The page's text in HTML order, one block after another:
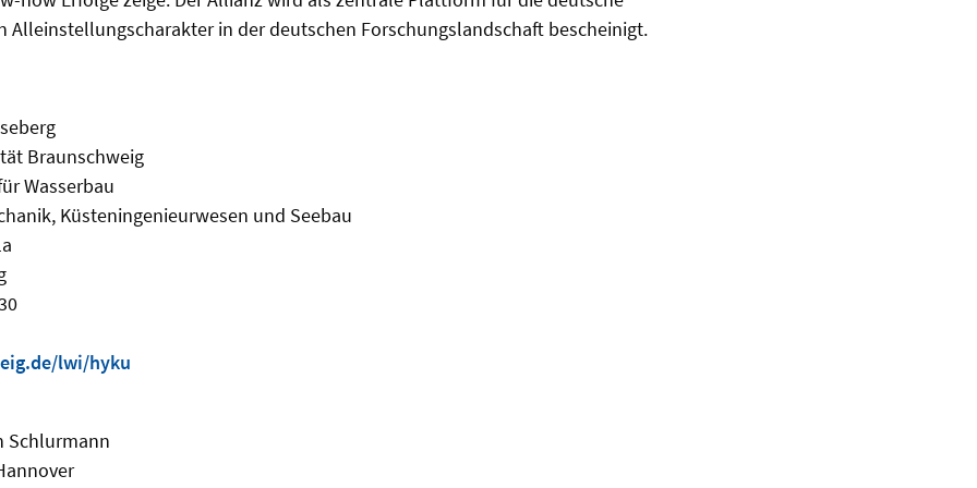
Alleinstellungscharakter in der deutschen Forschungslandschaft bescheinigt.
Braunschweig
Wasserbau
Küsteningenieurwesen und Seebau
lwi/hyku
Schlurmann